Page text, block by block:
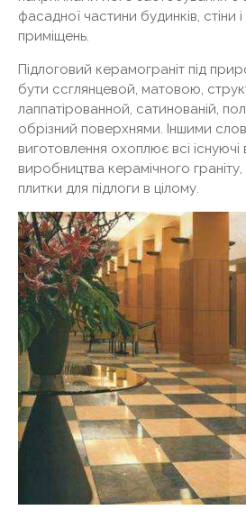
фасадної частини будинків, стіни
приміщень.
Підлоговий керамограніт під
бути ссглянцевой, матовою,
лаппатірованной, сатинованій,
обрізний поверхнями. Іншими
виготовлення охоплює всі існуючі
виробництва керамічного
плитки для підлоги в цілому.